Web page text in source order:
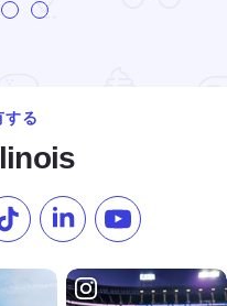
を見る
する
ね
をフォローする
スト
TikTokでフォローする
LinkedInでフォロー
YouTubeで